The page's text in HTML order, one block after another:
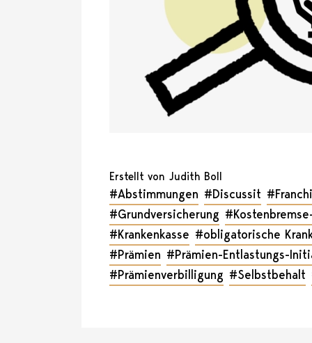
Erstellt von Judith Boll
#Abstimmungen #Discussit
#Grundversicherung
#Krankenkasse #obligatorische
#Prämien #Prämien-Entlastungs-
#Prämienverbilligung #Selbstbehalt